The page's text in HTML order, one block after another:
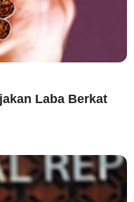
Laba Berkat